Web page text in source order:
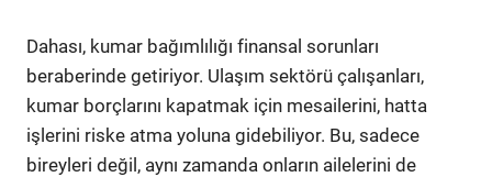
Dahası, kumar bağımlılığı finansal sorunları
beraberinde getiriyor. Ulaşım sektörü çalışanları,
kumar borçlarını kapatmak için mesailerini, hatta
işlerini riske atma yoluna gidebiliyor. Bu, sadece
bireyleri değil, aynı zamanda onların ailelerini de